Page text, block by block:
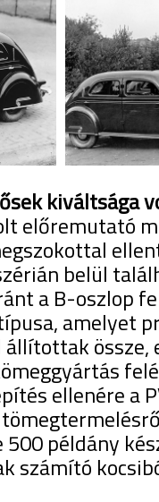
kiváltsága
előremutató
belül
a B-oszlop
amelyet
össze,
ellenére a
példány
számító